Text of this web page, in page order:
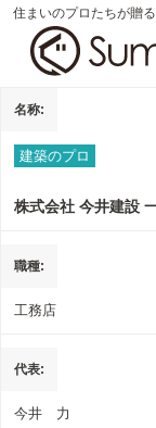
住まいのプロたちが贈
名称
建築のプロ
株式会社 今井建設
職種
工務店
代表
今井 力